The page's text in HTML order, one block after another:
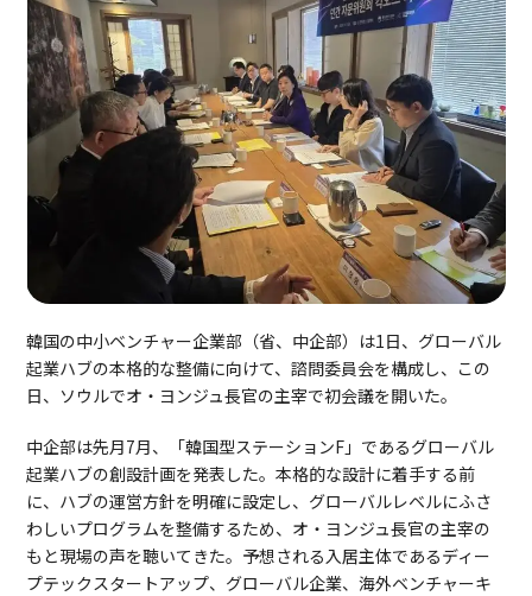
韓国の中小ベンチャー企業部（省、中企部）は1日、グローバル
起業ハブの本格的な整備に向けて、諮問委員会を構成し、この
日、ソウルでオ・ヨンジュ長官の主宰で初会議を開いた。
中企部は先月7月、「韓国型ステーションF」であるグローバル
起業ハブの創設計画を発表した。本格的な設計に着手する前
に、ハブの運営方針を明確に設定し、グローバルレベルにふさ
わしいプログラムを整備するため、オ・ヨンジュ長官の主宰の
もと現場の声を聴いてきた。予想される入居主体であるディー
プテックスタートアップ、グローバル企業、海外ベンチャーキ